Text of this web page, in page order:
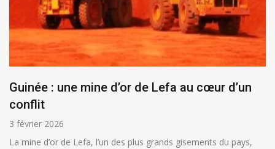
Guinée : une mine d’or de Lefa au cœur d’un
conflit
3 février 2026
La mine d’or de Lefa, l’un des plus grands gisements du pays,